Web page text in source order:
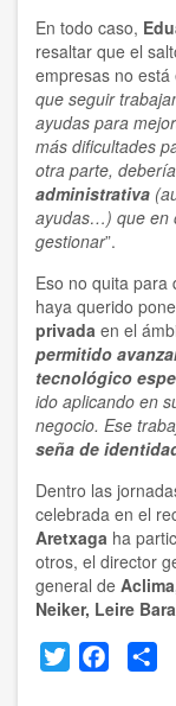
En todo caso,
resaltar que el
empresas no está
que seguir
ayudas para
más dificultades
otra parte,
administrativa
ayudas…) que en
gestionar”.
Eso no quita para
haya querido
privada en el
permitido
tecnológico
ido aplicando en
negocio. Ese
seña de
Dentro las
celebrada en el
Aretxaga ha
otros, el director
general de
Neiker, Leire
Twitter